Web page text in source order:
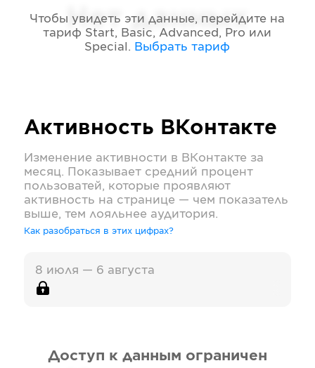
Нет данных
Чтобы увидеть эти данные, перейдите на
тариф Start, Basic, Advanced, Pro или
Special . Выбрать тариф
Активность ВКонтакте
Изменение активности в ВКонтакте за
месяц. Показывает средний процент
пользоватей, которые проявляют
активность на странице — чем показатель
выше, тем лояльнее аудитория.
Как разобраться в этих цифрах?
8 июля — 6 августа
Доступ к данным ограничен